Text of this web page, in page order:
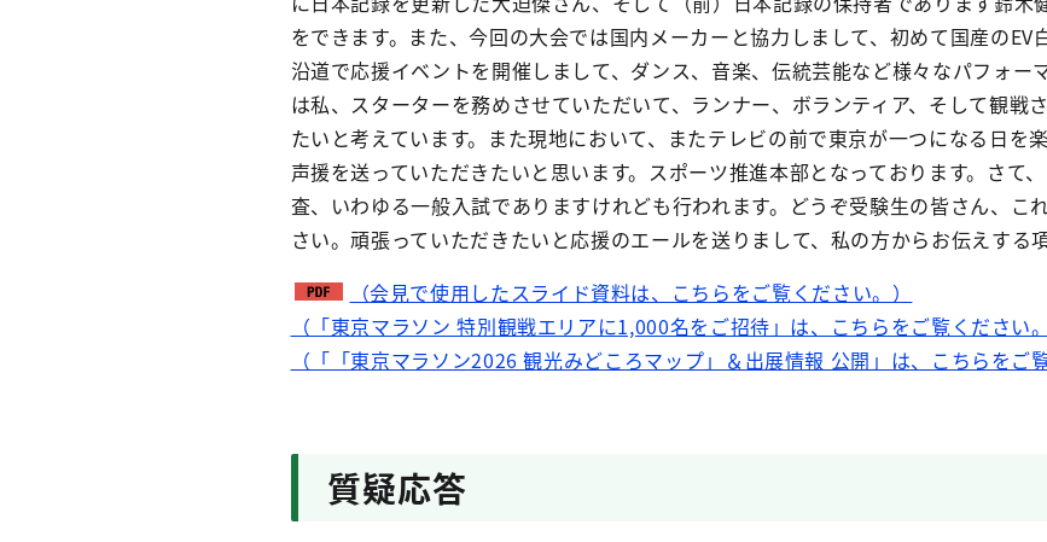
をできます。また、今回の大会では国内メーカーと協力しまして、初めて国産の
沿道で応援イベントを開催しまして、ダンス、音楽、伝統芸能など様々なパフォ
は私、スターターを務めさせていただいて、ランナー、ボランティア、そして観戦
たいと考えています。また現地において、またテレビの前で東京が一つになる日
声援を送っていただきたいと思います。スポーツ推進本部となっております。さて
査、いわゆる一般入試でありますけれども行われます。どうぞ受験生の皆さん、こ
さい。頑張っていただきたいと応援のエールを送りまして、私の方からお伝えする
（会見で使用したスライド資料は、こちらをご覧ください。）
（「東京マラソン 特別観戦エリアに1,000名をご招待」は、こちらをご覧ください。
（「「東京マラソン2026 観光みどころマップ」＆出展情報 公開」は、こちらをご
質疑応答